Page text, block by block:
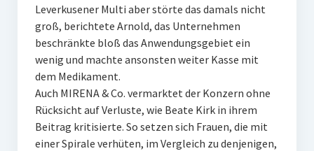
Leverkusener Multi aber störte das damals nicht
groß, berichtete Arnold, das Unternehmen
beschränkte bloß das Anwendungsgebiet ein
wenig und machte ansonsten weiter Kasse mit
dem Medikament.
Auch MIRENA & Co. vermarktet der Konzern ohne
Rücksicht auf Verluste, wie Beate Kirk in ihrem
Beitrag kritisierte. So setzen sich Frauen, die mit
einer Spirale verhüten, im Vergleich zu denjenigen,